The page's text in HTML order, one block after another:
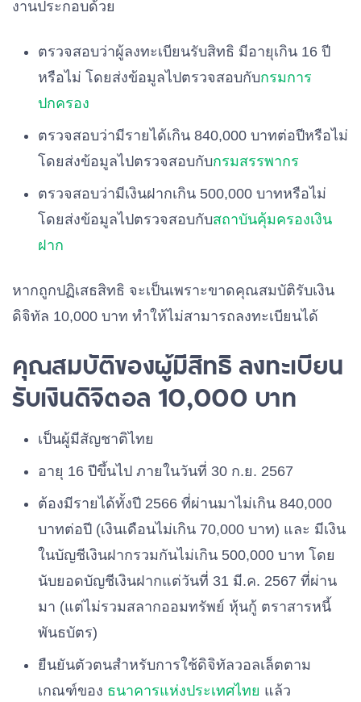
งานประกอบด้วย
ตรวจสอบว่าผู้ลงทะเบียนรับสิทธิ มีอายุเกิน 16 ปี
หรือไม่ โดยส่งข้อมูลไปตรวจสอบกับกรมการ
ปกครอง
ตรวจสอบว่ามีรายได้เกิน 840,000 บาทต่อปีหรือไม่
โดยส่งข้อมูลไปตรวจสอบกับกรมสรรพากร
ตรวจสอบว่ามีเงินฝากเกิน 500,000 บาทหรือไม่
โดยส่งข้อมูลไปตรวจสอบกับสถาบันคุ้มครองเงิน
ฝาก
หากถูกปฏิเสธสิทธิ จะเป็นเพราะขาดคุณสมบัติรับเงิน
ดิจิทัล 10,000 บาท ทำให้ไม่สามารถลงทะเบียนได้
คุณสมบัติของผู้มีสิทธิ ลงทะเบียน
รับเงินดิจิตอล 10,000 บาท
เป็นผู้มีสัญชาติไทย
อายุ 16 ปีขึ้นไป ภายในวันที่ 30 ก.ย. 2567
ต้องมีรายได้ทั้งปี 2566 ที่ผ่านมาไม่เกิน 840,000
บาทต่อปี (เงินเดือนไม่เกิน 70,000 บาท) และ มีเงิน
ในบัญชีเงินฝากรวมกันไม่เกิน 500,000 บาท โดย
นับยอดบัญชีเงินฝากแต่วันที่ 31 มี.ค. 2567 ที่ผ่าน
มา (แต่ไม่รวมสลากออมทรัพย์ หุ้นกู้ ตราสารหนี้
พันธบัตร)
ยืนยันตัวตนสำหรับการใช้ดิจิทัลวอลเล็ตตาม
เกณฑ์ของ ธนาคารแห่งประเทศไทย แล้ว